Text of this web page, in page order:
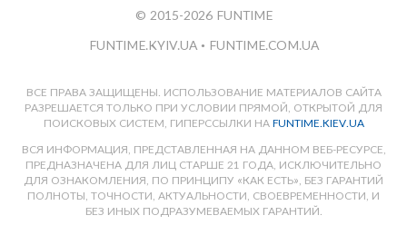
© 2015-2026 FUNTIME
FUNTIME.KYIV.UA • FUNTIME.COM.UA
ВСЕ ПРАВА ЗАЩИЩЕНЫ. ИСПОЛЬЗОВАНИЕ МАТЕРИАЛОВ САЙТА
РАЗРЕШАЕТСЯ ТОЛЬКО ПРИ УСЛОВИИ ПРЯМОЙ, ОТКРЫТОЙ ДЛЯ
ПОИСКОВЫХ СИСТЕМ, ГИПЕРССЫЛКИ НА FUNTIME.KIEV.UA
ВСЯ ИНФОРМАЦИЯ, ПРЕДСТАВЛЕННАЯ НА ДАННОМ ВЕБ-РЕСУРСЕ,
ПРЕДНАЗНАЧЕНА ДЛЯ ЛИЦ СТАРШЕ 21 ГОДА, ИСКЛЮЧИТЕЛЬНО
ДЛЯ ОЗНАКОМЛЕНИЯ, ПО ПРИНЦИПУ «КАК ЕСТЬ», БЕЗ ГАРАНТИЙ
ПОЛНОТЫ, ТОЧНОСТИ, АКТУАЛЬНОСТИ, СВОЕВРЕМЕННОСТИ, И
БЕЗ ИНЫХ ПОДРАЗУМЕВАЕМЫХ ГАРАНТИЙ.